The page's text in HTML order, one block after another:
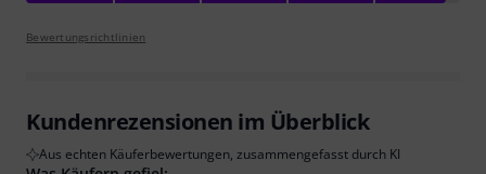
Bewertungsrichtlinien
Kundenrezensionen im Überblick
Aus echten Käuferbewertungen, zusammengefasst durch KI